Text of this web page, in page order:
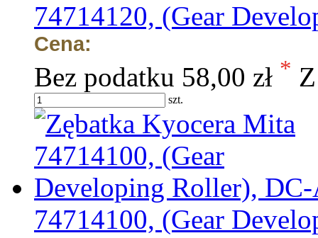
74714120, (Gear
Cena:
Bez podatku 58,00 zł *
szt.
74714100, (Gear